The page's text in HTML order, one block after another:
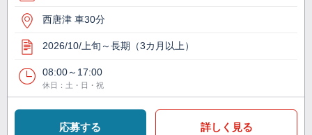
西唐津 車30分
2026/10/上旬～長期（3カ月以上）
08:00～17:00
休日：土・日・祝
応募する 詳しく見る